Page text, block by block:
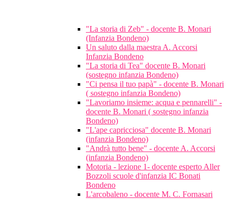
"La storia di Zeb" - docente B. Monari
(Infanzia Bondeno)
Un saluto dalla maestra A. Accorsi
Infanzia Bondeno
"La storia di Tea" docente B. Monari
(sostegno infanzia Bondeno)
"Ci pensa il tuo papà" - docente B. Monari
( sostegno infanzia Bondeno)
"Lavoriamo insieme: acqua e pennarelli" -
docente B. Monari ( sostegno infanzia
Bondeno)
"L'ape capricciosa" docente B. Monari
(infanzia Bondeno)
"Andrà tutto bene" - docente A. Accorsi
(infanzia Bondeno)
Motoria - lezione 1- docente esperto Aller
Bozzoli scuole d'infanzia IC Bonati
Bondeno
L'arcobaleno - docente M. C. Fornasari